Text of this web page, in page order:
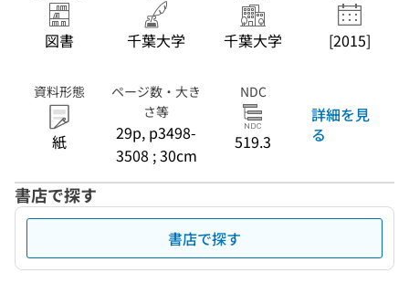
図書 千葉大学 千葉大学 [2015]
資料形態
紙
ページ数・大き
さ等
29p, p3498-
3508 ; 30cm
NDC
519.3
詳細を見
る
書店で探す
書店で探す